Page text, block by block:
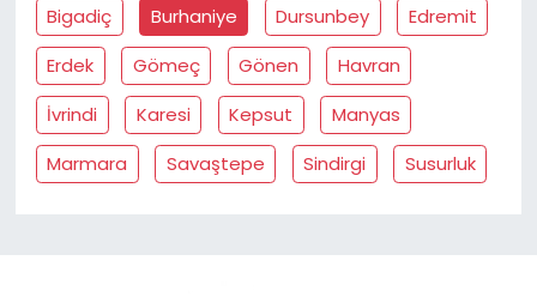
Bigadiç
Burhaniye Dursunbey
Edremit
Erdek
Gömeç Gönen
Havran
İvrindi
Karesi Kepsut
Manyas
Marmara
Savaştepe Sindirgi Susurluk